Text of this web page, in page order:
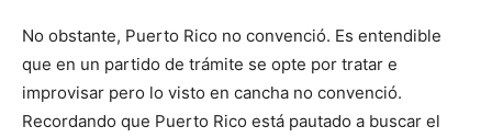
No obstante, Puerto Rico no convenció. Es entendible
que en un partido de trámite se opte por tratar e
improvisar pero lo visto en cancha no convenció.
Recordando que Puerto Rico está pautado a buscar el